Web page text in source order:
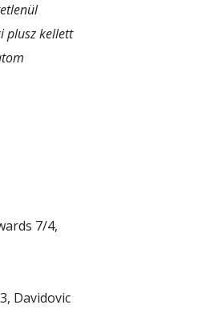
plusz kellett
7/4,
Davidovic